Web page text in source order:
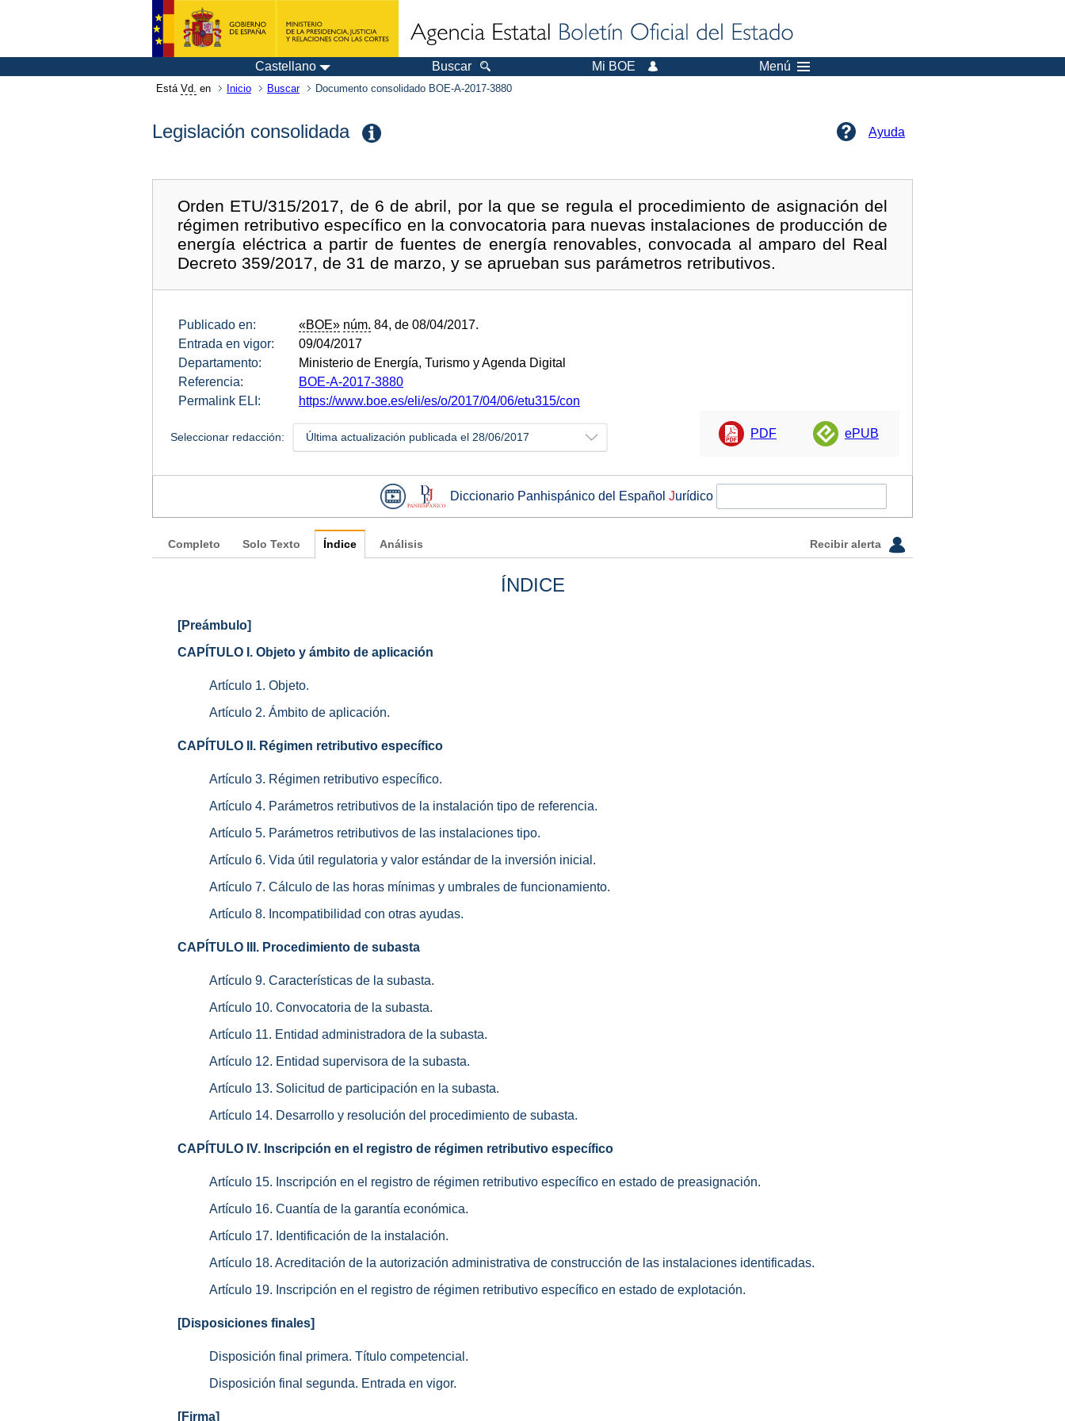
Castellano Buscar Mi BOE Menú
Está Vd. en Inicio Buscar Documento consolidado BOE-A-2017-3880
Legislación consolidada Ayuda
Orden ETU/315/2017, de 6 de abril, por la que se regula el procedimiento de asignación del
régimen retributivo específico en la convocatoria para nuevas instalaciones de producción de
energía eléctrica a partir de fuentes de energía renovables, convocada al amparo del Real
Decreto 359/2017, de 31 de marzo, y se aprueban sus parámetros retributivos.
Publicado en: «BOE» núm. 84, de 08/04/2017.
Entrada en vigor:
09/04/2017
Departamento:
Ministerio de Energía, Turismo y Agenda Digital
Referencia:
BOE-A-2017-3880
Permalink ELI:
https://www.boe.es/eli/es/o/2017/04/06/etu315/con
Seleccionar redacción: Última actualización publicada el 28/06/2017 PDF ePUB
Diccionario Panhispánico del Español Jurídico
Completo Solo Texto Índice Análisis Recibir alerta
ÍNDICE
[Preámbulo]
CAPÍTULO I. Objeto y ámbito de aplicación
Artículo 1. Objeto.
Artículo 2. Ámbito de aplicación.
CAPÍTULO II. Régimen retributivo específico
Artículo 3. Régimen retributivo específico.
Artículo 4. Parámetros retributivos de la instalación tipo de referencia.
Artículo 5. Parámetros retributivos de las instalaciones tipo.
Artículo 6. Vida útil regulatoria y valor estándar de la inversión inicial.
Artículo 7. Cálculo de las horas mínimas y umbrales de funcionamiento.
Artículo 8. Incompatibilidad con otras ayudas.
CAPÍTULO III. Procedimiento de subasta
Artículo 9. Características de la subasta.
Artículo 10. Convocatoria de la subasta.
Artículo 11. Entidad administradora de la subasta.
Artículo 12. Entidad supervisora de la subasta.
Artículo 13. Solicitud de participación en la subasta.
Artículo 14. Desarrollo y resolución del procedimiento de subasta.
CAPÍTULO IV. Inscripción en el registro de régimen retributivo específico
Artículo 15. Inscripción en el registro de régimen retributivo específico en estado de preasignación.
Artículo 16. Cuantía de la garantía económica.
Artículo 17. Identificación de la instalación.
Artículo 18. Acreditación de la autorización administrativa de construcción de las instalaciones identificadas.
Artículo 19. Inscripción en el registro de régimen retributivo específico en estado de explotación.
[Disposiciones finales]
Disposición final primera. Título competencial.
Disposición final segunda. Entrada en vigor.
[Firma]